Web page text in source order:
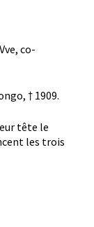
co-
† 1909.
tête le
les trois